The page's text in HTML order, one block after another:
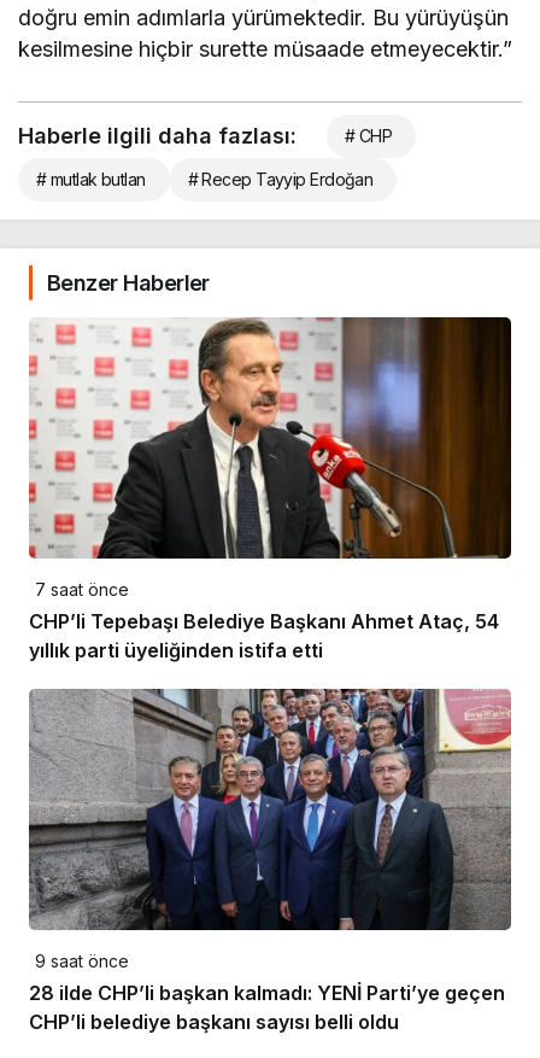
doğru emin adımlarla yürümektedir. Bu yürüyüşün
kesilmesine hiçbir surette müsaade etmeyecektir.”
Haberle ilgili daha fazlası: # CHP
# mutlak butlan # Recep Tayyip Erdoğan
Benzer Haberler
7 saat önce
CHP’li Tepebaşı Belediye Başkanı Ahmet Ataç, 54
yıllık parti üyeliğinden istifa etti
9 saat önce
28 ilde CHP’li başkan kalmadı: YENİ Parti’ye geçen
CHP’li belediye başkanı sayısı belli oldu